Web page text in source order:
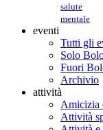
salute
mentale
eventi
Tutti gli
Solo
Fuori
Archivio
attività
Amicizia
Attività